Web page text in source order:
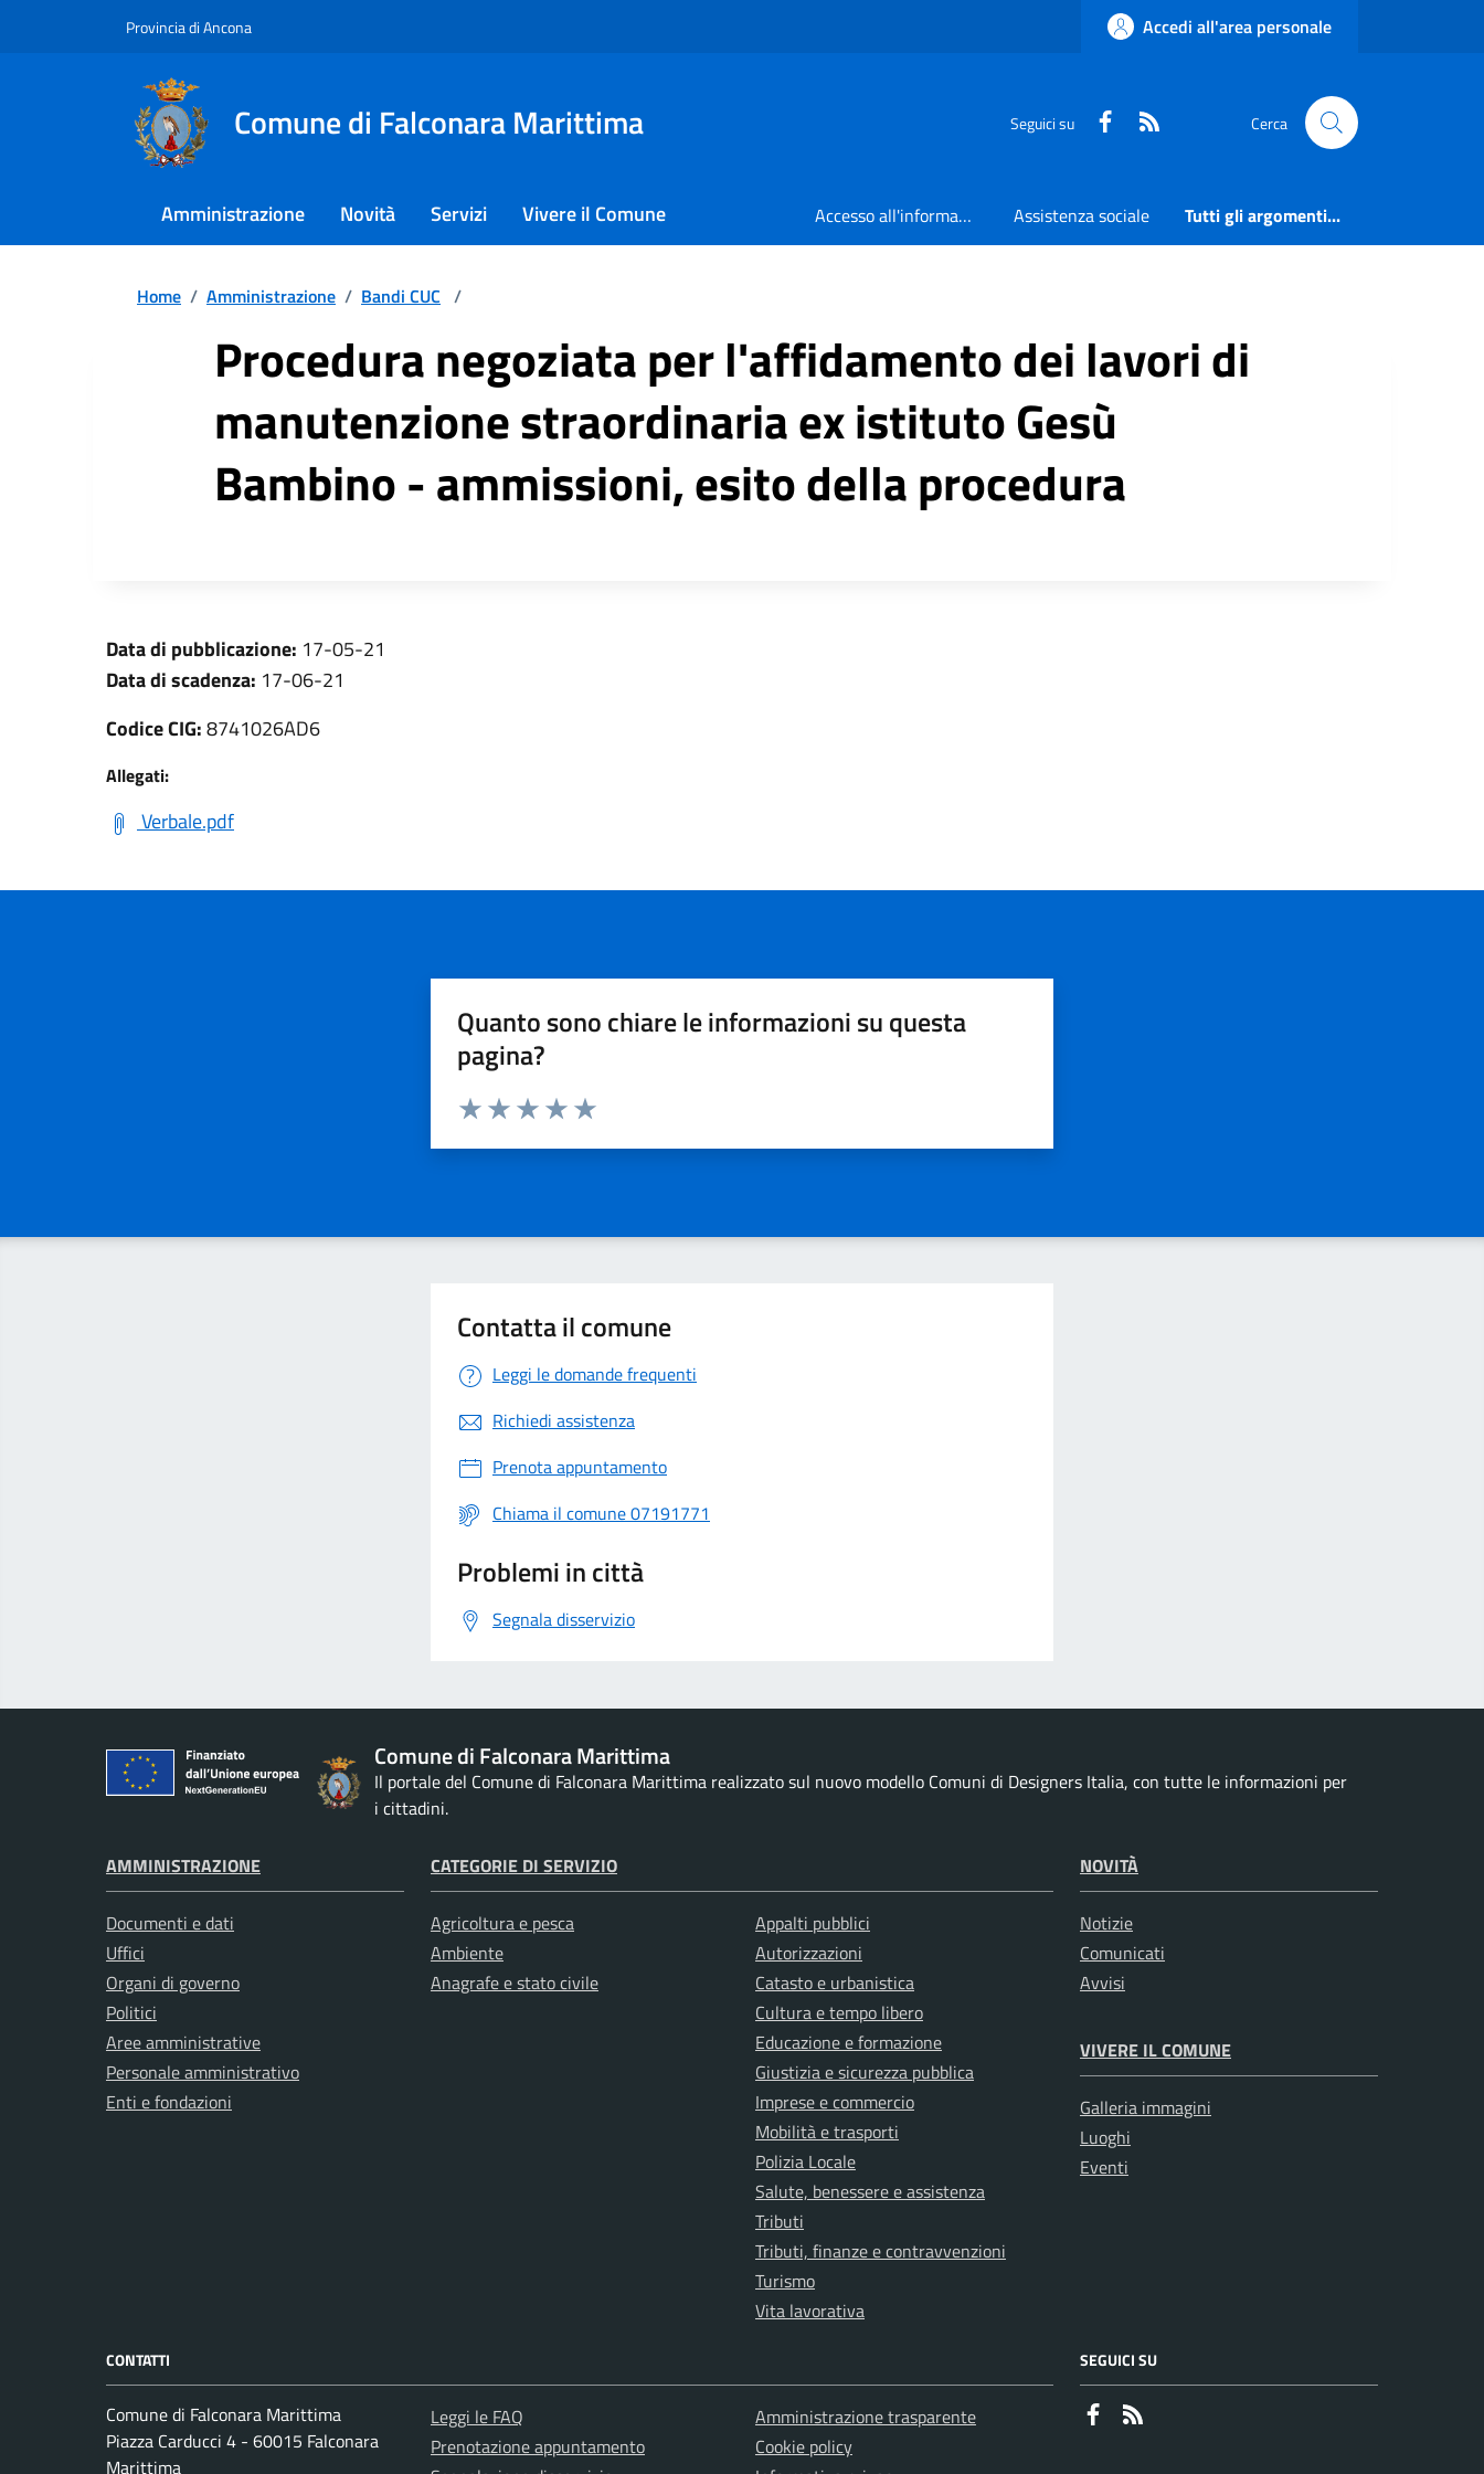
Provincia di Ancona Accedi all'area personale
Comune di Falconara Marittima Seguici su Faceboook Cerca
Amministrazione Novità Servizi Vivere il Comune Accesso all'informazione Assistenza sociale Tutti gli argomenti...
Home / Amministrazione / Bandi CUC /
Procedura negoziata per l'affidamento dei lavori di
manutenzione straordinaria ex istituto Gesù
Bambino - ammissioni, esito della procedura
Data di pubblicazione: 17-05-21
Data di scadenza: 17-06-21
Codice CIG:8741026AD6
Allegati:
Verbale.pdf
Quanto sono chiare le informazioni su questa
pagina?
Valuta da 1 a 5 stelle la pagina
Contatta il comune
Leggi le domande frequenti
Richiedi assistenza
Prenota appuntamento
Chiama il comune 07191771
Problemi in città
Segnala disservizio
Comune di Falconara Marittima
Il portale del Comune di Falconara Marittima realizzato sul nuovo modello Comuni di Designers Italia, con tutte le informazioni per
i cittadini.
AMMINISTRAZIONE
Documenti e dati
Uffici
Organi di governo
Politici
Aree amministrative
Personale amministrativo
Enti e fondazioni
CATEGORIE DI SERVIZIO
Agricoltura e pesca
Ambiente
Anagrafe e stato civile
Appalti pubblici
Autorizzazioni
Catasto e urbanistica
Cultura e tempo libero
Educazione e formazione
Giustizia e sicurezza pubblica
Imprese e commercio
Mobilità e trasporti
Polizia Locale
Salute, benessere e assistenza
Tributi
Tributi, finanze e contravvenzioni
Turismo
Vita lavorativa
NOVITÀ
Notizie
Comunicati
Avvisi
VIVERE IL COMUNE
Galleria immagini
Luoghi
Eventi
CONTATTI
Comune di Falconara Marittima
Piazza Carducci 4 - 60015 Falconara
Marittima
Leggi le FAQ
Prenotazione appuntamento
Amministrazione trasparente
Cookie policy
SEGUICI SU
Faceboook